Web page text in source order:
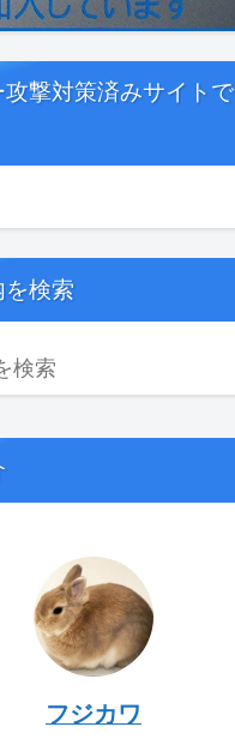
攻撃対策済みサイトで
を検索
フジカワ